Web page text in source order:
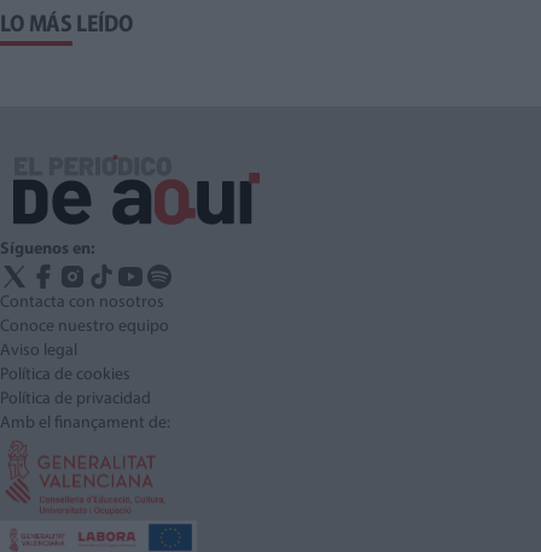
LO MÁS LEÍDO
Síguenos en:
Contacta con nosotros
Conoce nuestro equipo
Aviso legal
Política de cookies
Política de privacidad
Amb el finançament de: